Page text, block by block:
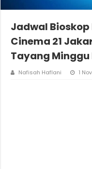
Jadwal Bioskop
Cinema 21
Tayang Minggu
Nafisah Haflani 1